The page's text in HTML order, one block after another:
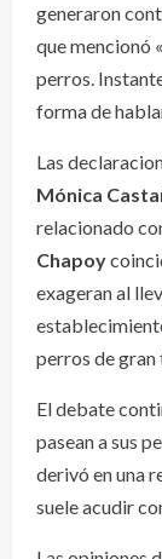
generaron
que mencionó
perros.
forma de
Las
Mónica
relacionado
Chapoy
exageran al
perros de gran
El debate
pasean a sus
derivó en una
suele acudir